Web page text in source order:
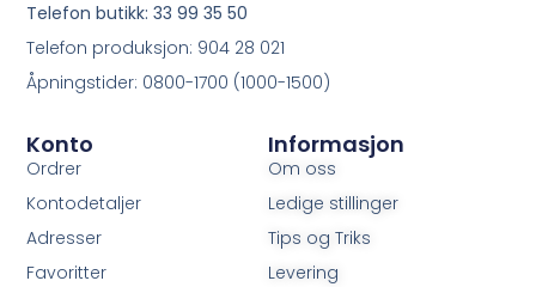
Informasjon
Om oss
Ledige stillinger
Tips og Triks
Levering
Konto
Ordrer
Kontodetaljer
Adresser
Favoritter
Telefon butikk: 33 99 35 50
Telefon produksjon: 904 28 021
Åpningstider: 0800-1700 (1000-1500)